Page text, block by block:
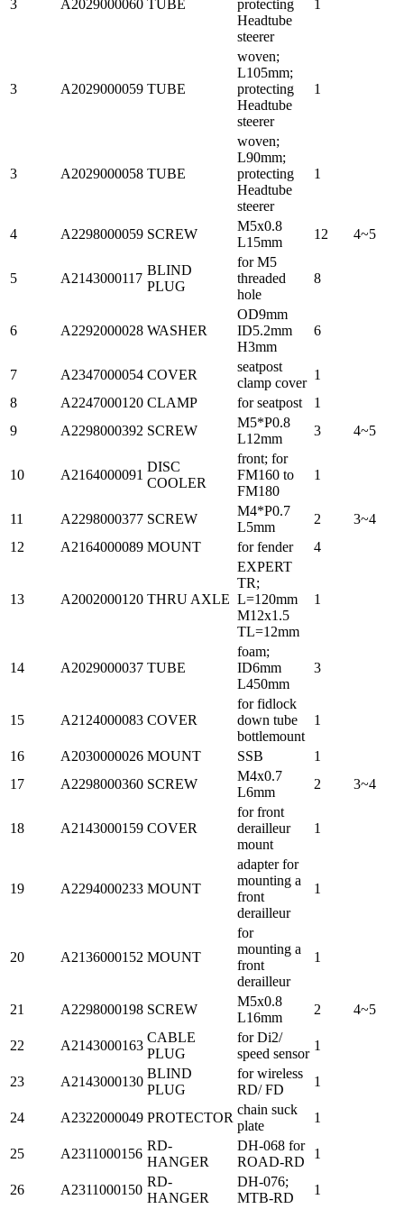
3 A2029000060 TUBE
protecting
Headtube
steerer
1
3 A2029000059 TUBE
woven;
L105mm;
protecting
Headtube
steerer
1
3 A2029000058 TUBE
woven;
L90mm;
protecting
Headtube
steerer
1
4 A2298000059 SCREW
M5x0.8
L15mm
12 4~5
5 A2143000117
BLIND
PLUG
for M5
threaded
hole
8
6 A2292000028 WASHER
OD9mm
ID5.2mm
H3mm
6
7 A2347000054 COVER
seatpost
clamp cover
1
8
A2247000120 CLAMP for seatpost
1
9
A2298000392 SCREW
M5*P0.8
L12mm
3 4~5
10 A2164000091
DISC
COOLER
front; for
FM160 to
FM180
1
11 A2298000377 SCREW
M4*P0.7
L5mm
2
3~4
12
A2164000089 MOUNT for fender 4
13 A2002000120 THRU AXLE
EXPERT
TR;
L=120mm
M12x1.5
TL=12mm
1
14 A2029000037 TUBE
foam;
ID6mm
L450mm
3
15 A2124000083 COVER
for fidlock
down tube
bottlemount
1
16 A2030000026 MOUNT SSB
1
17
A2298000360 SCREW
M4x0.7
L6mm
2 3~4
18 A2143000159 COVER
for front
derailleur
mount
1
19 A2294000233 MOUNT
adapter for
mounting a
front
derailleur
1
20 A2136000152 MOUNT
for
mounting a
front
derailleur
1
21 A2298000198 SCREW
M5x0.8
L16mm
2 4~5
22 A2143000163
CABLE
PLUG
for Di2/
speed sensor
1
23 A2143000130
BLIND
PLUG
for wireless
RD/ FD
1
24 A2322000049 PROTECTOR
chain suck
plate
1
25 A2311000156
RD-
HANGER
DH-068 for
ROAD-RD
1
26 A2311000150
RD-
HANGER
DH-076;
MTB-RD
1